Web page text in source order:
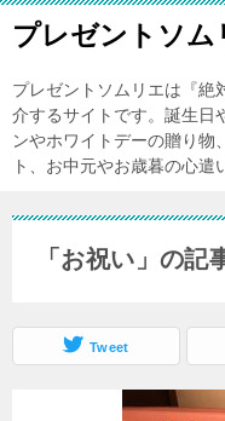
プレゼントソム
プレゼントソムリエは『絶
介するサイトです。誕生日
ンやホワイトデーの贈り物
ト、お中元やお歳暮の心遣
「お祝い」の記
Tweet